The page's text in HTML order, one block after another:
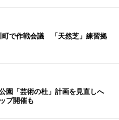
町で作戦会議 「天然芝」練習拠
園「芸術の杜」計画を見直しへ
プ開催も